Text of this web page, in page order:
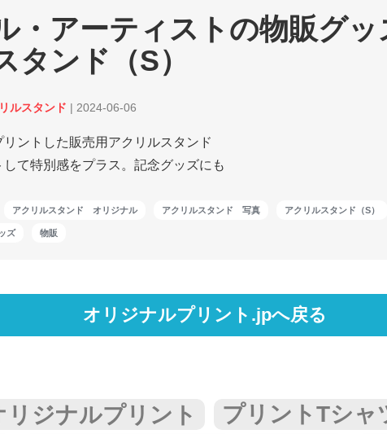
・アーティストの物販グ
タンド（S）
ルスタンド | 2024-06-06
リントした販売用アクリルスタンド
して特別感をプラス。記念グッズにも
アクリルスタンド オリジナル アクリルスタンド 写真 アクリルスタンド（S）
ズ 物販
オリジナルプリント.jpへ戻る
リジナルプリント
プリントTシャ